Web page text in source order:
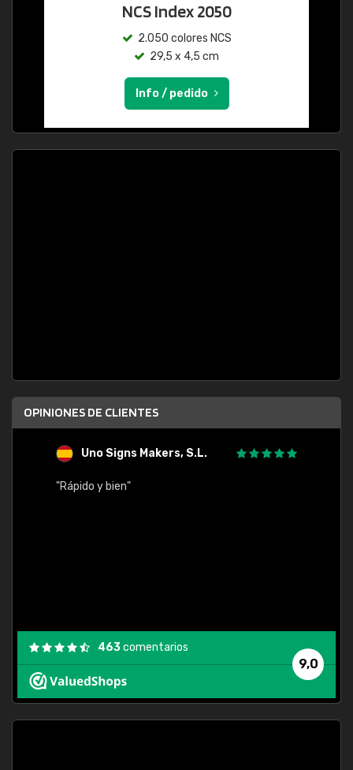
NCS Index 2050
2.050 colores NCS
29,5 x 4,5 cm
Info / pedido
OPINIONES DE CLIENTES
Uno Signs Makers, S.L.
"Rápido y bien"
9,0
463comentarios